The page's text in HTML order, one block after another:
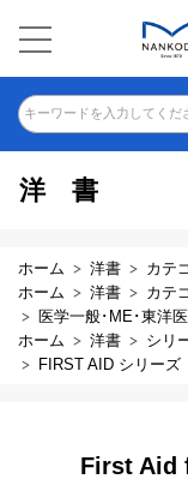
キーワードを入力してくだ
洋書
ホーム 洋書 カテ
ホーム
洋書 カテ
医学一般･ME･東洋
ホーム
洋書 シリ
FIRST AID シリーズ
First Aid